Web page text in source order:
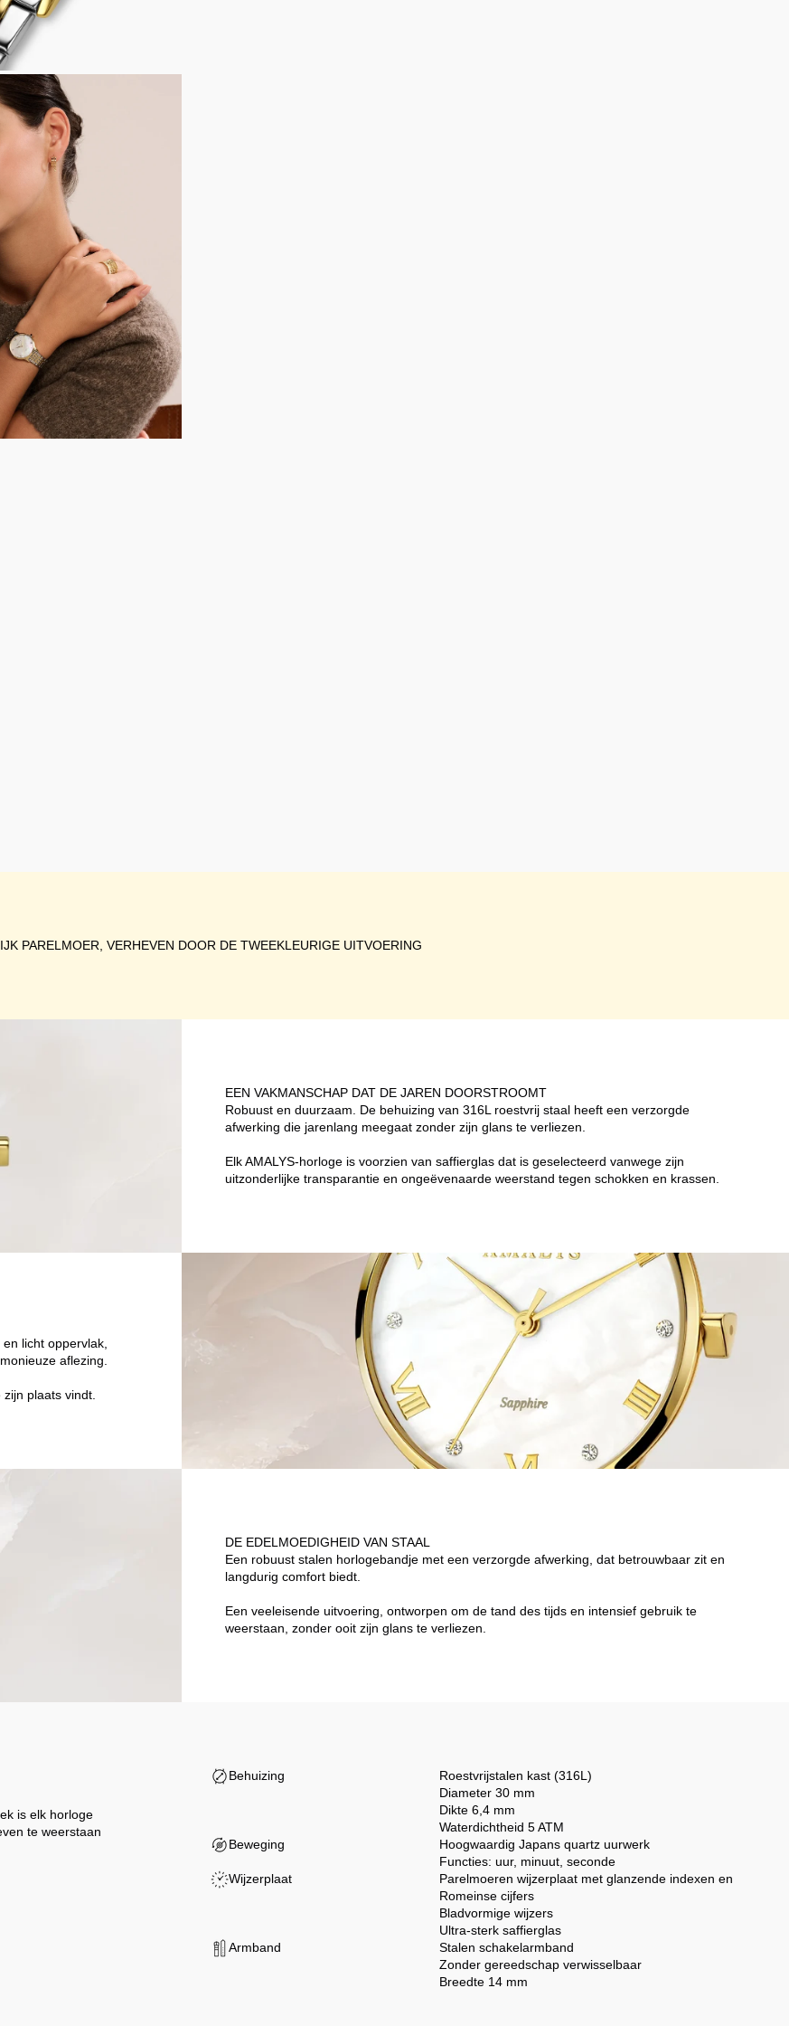
PARELMOER, VERHEVEN DOOR DE TWEEKLEURIGE UITVOERING
EEN VAKMANSCHAP DAT DE JAREN DOORSTROOMT
Robuust en duurzaam. De behuizing van 316L roestvrij staal heeft een verzorgde
afwerking die jarenlang meegaat zonder zijn glans te verliezen.
Elk AMALYS-horloge is voorzien van saffierglas dat is geselecteerd vanwege zijn
uitzonderlijke transparantie en ongeëvenaarde weerstand tegen schokken en krassen.
licht oppervlak,
aflezing.
plaats vindt.
DE EDELMOEDIGHEID VAN STAAL
Een robuust stalen horlogebandje met een verzorgde afwerking, dat betrouwbaar zit en
langdurig comfort biedt.
Een veeleisende uitvoering, ontworpen om de tand des tijds en intensief gebruik te
weerstaan, zonder ooit zijn glans te verliezen.
is elk horloge
te weerstaan
Behuizing
Roestvrijstalen kast (316L)
Diameter 30 mm
Dikte 6,4 mm
Waterdichtheid 5 ATM
Beweging
Hoogwaardig Japans quartz uurwerk
Functies: uur, minuut, seconde
Wijzerplaat
Parelmoeren wijzerplaat met glanzende indexen en
Romeinse cijfers
Bladvormige wijzers
Ultra-sterk saffierglas
Armband
Stalen schakelarmband
Zonder gereedschap verwisselbaar
Breedte 14 mm